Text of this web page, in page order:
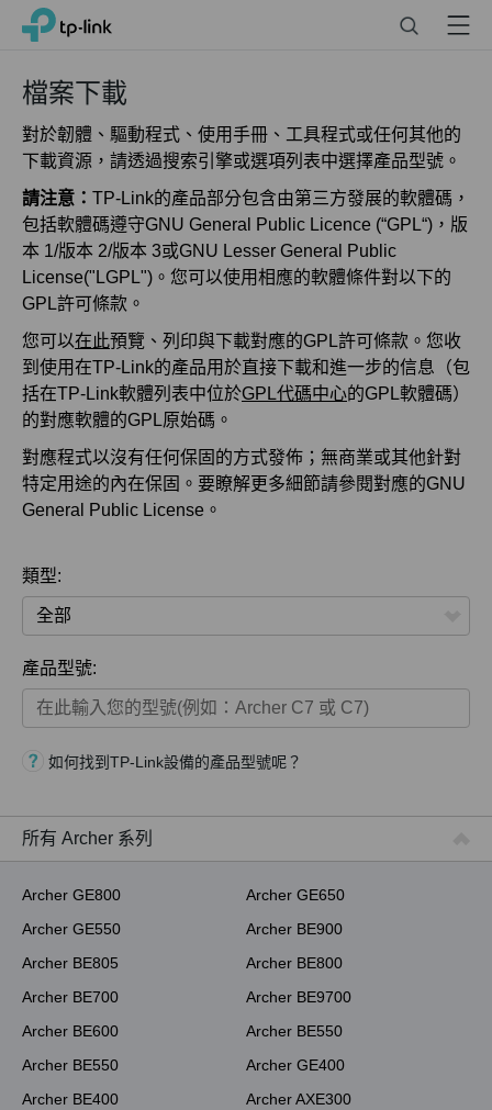
Click
navigation
bar
TP-Link, Reliably Smart Menu
檔案下載
對於韌體、驅動程式、使用手冊、工具程式或任何其他的
下載資源，請透過搜索引擎或選項列表中選擇產品型號。
請注意： TP-Link的產品部分包含由第三方發展的軟體碼，
包括軟體碼遵守GNU General Public Licence (“GPL“)，版
本 1/版本 2/版本 3或GNU Lesser General Public
License("LGPL")。您可以使用相應的軟體條件對以下的
GPL許可條款。
您可以在此預覽、列印與下載對應的GPL許可條款。您收
到使用在TP-Link的產品用於直接下載和進一步的信息（包
括在TP-Link軟體列表中位於GPL代碼中心的GPL軟體碼）
的對應軟體的GPL原始碼。
對應程式以沒有任何保固的方式發佈；無商業或其他針對
特定用途的內在保固。要瞭解更多細節請參閱對應的GNU
General Public License。
類型:
全部
家用產品
商用產品
ISP用產品
產品型號:
如何找到TP-Link設備的產品型號呢？
所有 Archer 系列
Archer GE800
Archer GE650
Archer GE550
Archer BE900
Archer BE805
Archer BE800
Archer BE700
Archer BE9700
Archer BE600
Archer BE550
Archer BE550
Archer GE400
Archer BE400
Archer AXE300